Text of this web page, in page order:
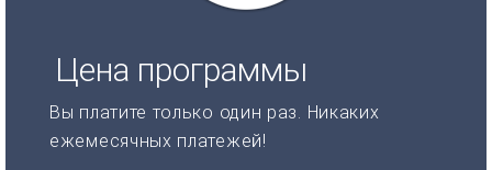
Цена программы
Вы платите только один раз. Никаких
ежемесячных платежей!